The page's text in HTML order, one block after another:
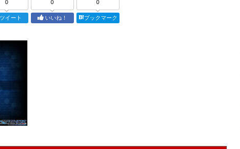
0
ツイート
0
いいね！
0
ブックマーク